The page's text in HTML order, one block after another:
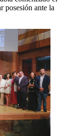
posesión ante la